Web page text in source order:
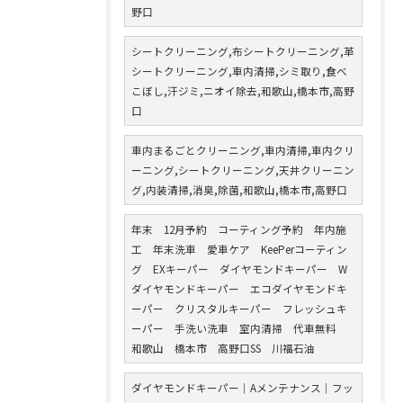
野口
シートクリーニング,布シートクリーニング,革
シートクリーニング,車内清掃,シミ取り,食べ
こぼし,汗ジミ,ニオイ除去,和歌山,橋本市,高野
口
車内まるごとクリーニング,車内清掃,車内クリ
ーニング,シートクリーニング,天井クリーニン
グ,内装清掃,消臭,除菌,和歌山,橋本市,高野口
年末 12月予約 コーティング予約 年内施
工 年末洗車 愛車ケア KeePerコーティン
グ EXキーパー ダイヤモンドキーパー W
ダイヤモンドキーパー エコダイヤモンドキ
ーパー クリスタルキーパー フレッシュキ
ーパー 手洗い洗車 室内清掃 代車無料
和歌山 橋本市 高野口SS 川福石油
ダイヤモンドキーパー｜Aメンテナンス｜フッ